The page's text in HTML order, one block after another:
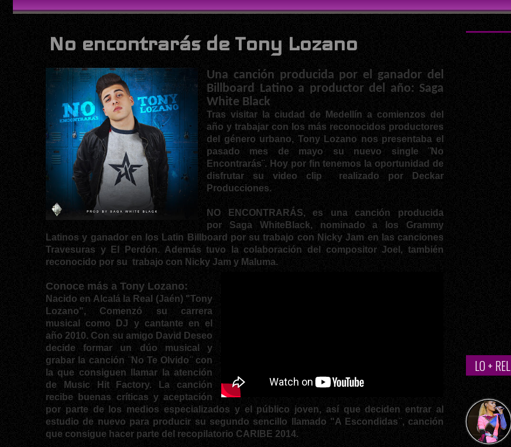
No encontrarás de Tony Lozano
Una canción producida por el ganador del
Billboard Latino a productor del año: Saga
White Black
Tras visitar la ciudad de Medellín a comienzos del
año y trabajar con los más reconocidos productores
del género urbano,Tony Lozanonos presentaba el
pasado mes de mayo su nuevo single ¨No
Encontrarás¨. Hoy por fin tenemos la oportunidad de
disfrutar su video clip realizado porDeckar
Producciones.
NO ENCONTRARÁS, es una canción producida
porSaga WhiteBlack, nominado a losGrammy
Latinosy ganador en losLatin Billboardpor su trabajo conNicky Jamen las canciones
Travesuras y El Perdón. Además tuvo la colaboración del compositor Joel, también
reconocido por su trabajo con Nicky Jam y Maluma.
Conoce más a Tony Lozano:
Nacido en Alcalá la Real (Jaén) "Tony
Lozano", Comenzó su carrera
musical como DJ y cantante en el
año 2010. Con su amigo David Deseo
decide formar un dúo musical y
grabar la canción ̈No Te Olvido ̈ con
la que consiguen llamar la atención
de Music Hit Factory. La canción
recibe buenas críticas y aceptación
por parte de los medios especializados y el público joven, así que deciden entrar al
estudio de nuevo para producir su segundo sencillo llamado "A Escondidas ̈, canción
que consigue hacer parte del recopilatorio CARIBE 2014.
LO +